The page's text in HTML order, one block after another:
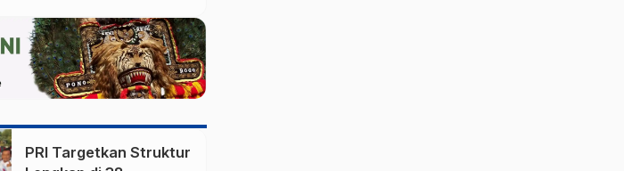
PRI Targetkan Struktur